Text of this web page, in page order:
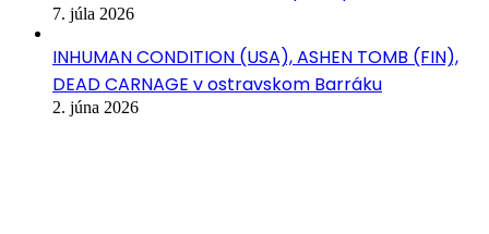
7. júla 2026
INHUMAN CONDITION (USA), ASHEN TOMB (FIN),
DEAD CARNAGE v ostravskom Barráku
2. júna 2026